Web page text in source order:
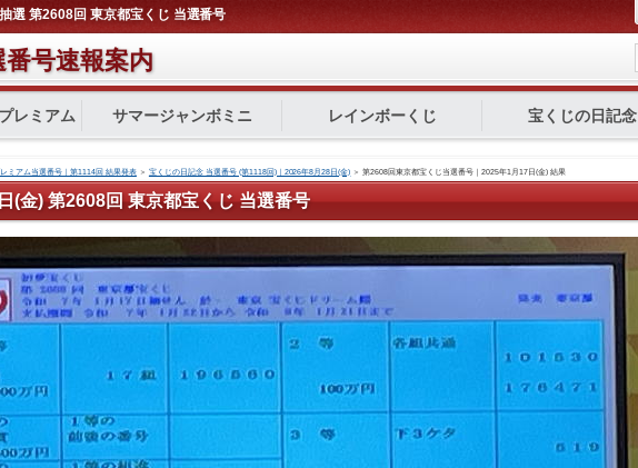
選 第2608回 東京都宝くじ 当選番号
号速報案内
レミアム サマージャンボミニ レインボーくじ 宝くじの日記念
ミアム当選番号｜第1114回 結果発表＞ 宝くじの日記念 当選番号 (第1118回)｜2026年8月28日(金) ＞第2608回東京都宝くじ当選番号｜2025年1月17日(金) 結果
(金) 第2608回 東京都宝くじ 当選番号